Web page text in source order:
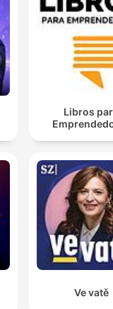
Libros
Ve vatě